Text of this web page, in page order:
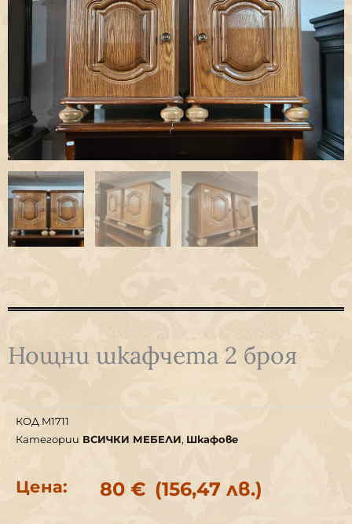
Нощни шкафчета 2 броя
КОД M1711
Категории ВСИЧКИ МЕБЕЛИ, Шкафове
Цена: 80 € (156,47 лв.)